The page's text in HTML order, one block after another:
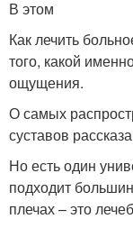
В этом
Как лечить
того, какой
ощущения.
О самых
суставов
Но есть один
подходит
плечах – это